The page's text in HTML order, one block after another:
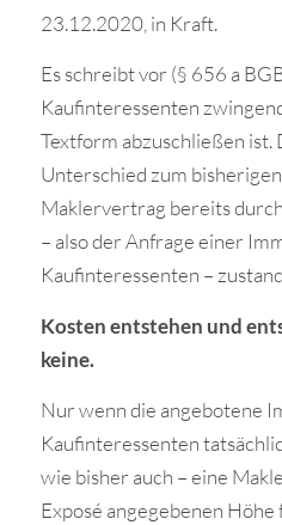
23.12.2020, in Kraft.
Es schreibt vor (§ 656 a
Kaufinteressenten
Textform abzuschließen
Unterschied zum
Maklervertrag bereits
– also der Anfrage einer
Kaufinteressenten –
Kosten entstehen und
keine.
Nur wenn die angebotene
Kaufinteressenten
wie bisher auch – eine
Exposé angegebenen Höhe